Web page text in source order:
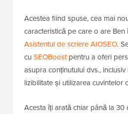
Acestea fiind spuse, cea mai
caracteristică pe care o are Ben
Asistentul de scriere AIOSEO.
cu SEOBoostpentru a oferi
asupra conținutului dvs.,
lizibilitate și utilizarea cuvintelor
Acesta îți arată chiar până la 30